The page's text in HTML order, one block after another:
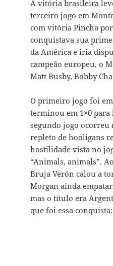
A vitória brasileira
terceiro jogo em
com vitória Pincha por
conquistava sua
da América e iria
campeão europeu, o
Matt Busby, Bobby
O primeiro jogo foi
terminou em 1×0 para
segundo jogo
repleto de hooligans
hostilidade vista no
“Animals, animals”.
Bruja Verón calou a
Morgan ainda
mas o título era
que foi essa conquista: